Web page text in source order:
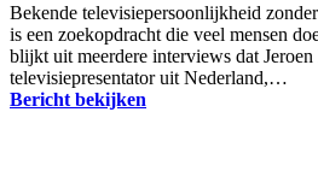
Bekende televisiepersoonlijkheid
is een zoekopdracht die veel mensen
blijkt uit meerdere interviews dat Jeroen
televisiepresentator uit Nederland,…
Bericht bekijken